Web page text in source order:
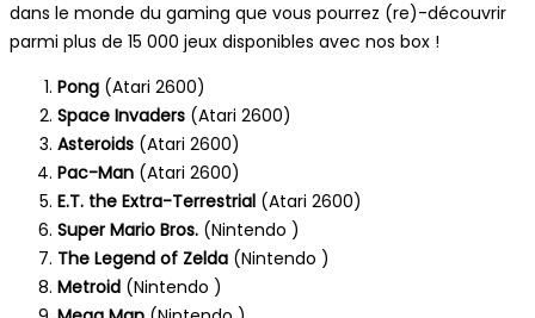
dans le monde du gaming que vous pourrez (re)-découvrir
parmi plus de 15 000 jeux disponibles avec nos box !
Pong (Atari 2600)
Space Invaders (Atari 2600)
Asteroids (Atari 2600)
Pac-Man (Atari 2600)
E.T. the Extra-Terrestrial (Atari 2600)
Super Mario Bros. (Nintendo )
The Legend of Zelda (Nintendo )
Metroid (Nintendo )